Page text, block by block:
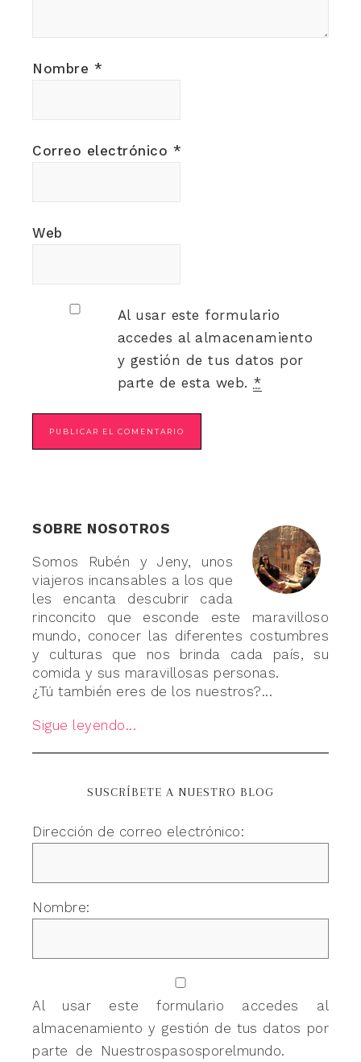
Nombre *
Correo electrónico *
Web
Al usar este formulario
accedes al almacenamiento
y gestión de tus datos por
parte de esta web. *
SOBRE NOSOTROS
Somos Rubén y Jeny, unos
viajeros incansables a los que
les encanta descubrir cada
rinconcito que esconde este maravilloso
mundo, conocer las diferentes costumbres
y culturas que nos brinda cada país, su
comida y sus maravillosas personas.
¿Tú también eres de los nuestros?...
Sigue leyendo...
SUSCRÍBETE A NUESTRO BLOG
Dirección de correo electrónico:
Nombre:
Al usar este formulario accedes al
almacenamiento y gestión de tus datos por
parte de Nuestrospasosporelmundo.